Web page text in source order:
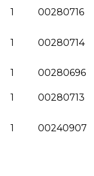
1 00280716
1 00280714
1 00280696
1 00280713
1 00240907